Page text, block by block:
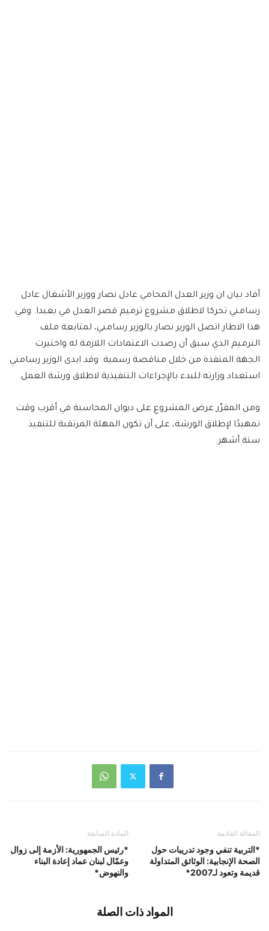
أفاد بيان ان وزير العدل المحامي عادل نصار ووزير الأشغال عادل
رسامني تحركا لاطلاق مشروع ترميم قصر العدل في بعبدا. وفي
هذا الاطار اتصل الوزير نصار بالوزير رسامني، لمتابعة ملف
الترميم الذي سبق أن رصدت الاعتمادات اللازمة له واختيرت
الجهة المنفذة من خلال مناقصة رسمية. وقد ابدى الوزير رسامني
استعداد وزارته للبدء بالإجراءات التنفيذية لاطلاق ورشة العمل.
ومن المقرّر عرض المشروع على ديوان المحاسبة في أقرب وقت
تمهيدًا لإطلاق الورشة، على أن تكون المهلة المرتقبة للتنفيذ
ستة أشهر.
المادة السابقة
*رئيس الجمهورية: الأزمة إلى زوال
وعمّال لبنان عماد إعادة البناء
والنهوض*
المقالة القادمة
*التربية تنفي وجود تدريبات حول
الصحة الإنجابية: الوثائق المتداولة
قديمة وتعود لـ2007*
المواد ذات الصلة